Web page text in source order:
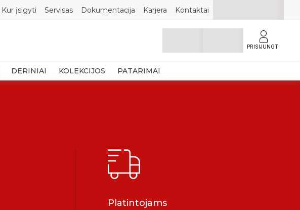
Kur įsigyti Servisas Dokumentacija Karjera Kontaktai
PRISIJUNGTI
DERINIAI KOLEKCIJOS PATARIMAI
Platintojams